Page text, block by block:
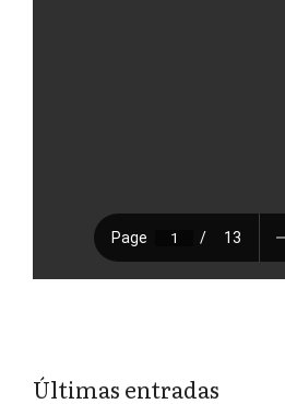
Últimas entradas